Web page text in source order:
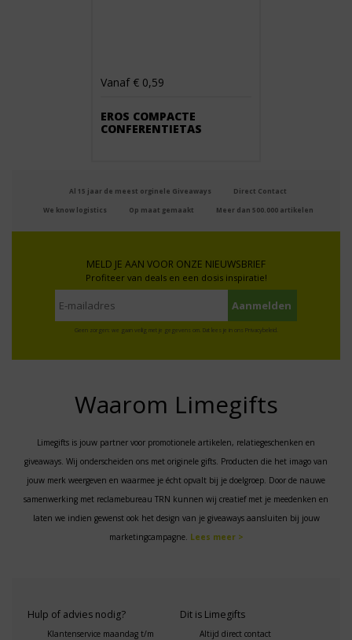
Vanaf € 0,59
EROS COMPACTE
CONFERENTIETAS
Al 15 jaar de meest orginele Giveaways Direct Contact
We know logistics Op maat gemaakt Meer dan 500.000 artikelen
MELD JE AAN VOOR ONZE NIEUWSBRIEF
Profiteer van deals en een dosis inspiratie!
Geen zorgen: we gaan veilig met je gegevens om. Dat lees je in ons Privacybeleid.
Waarom Limegifts
Limegifts is jouw partner voor promotionele artikelen, relatiegeschenken en
giveaways. Wij onderscheiden ons met originele gifts. Producten die het imago van
jouw merk weergeven en waarmee je écht opvalt bij je doelgroep. Door de nauwe
samenwerking met reclamebureau TRN kunnen wij creatief met je meedenken en
laten we indien gewenst ook het design van je giveaways aansluiten bij jouw
marketingcampagne. Lees meer >
Hulp of advies nodig?
Klantenservice maandag t/m
Dit is Limegifts
Altijd direct contact